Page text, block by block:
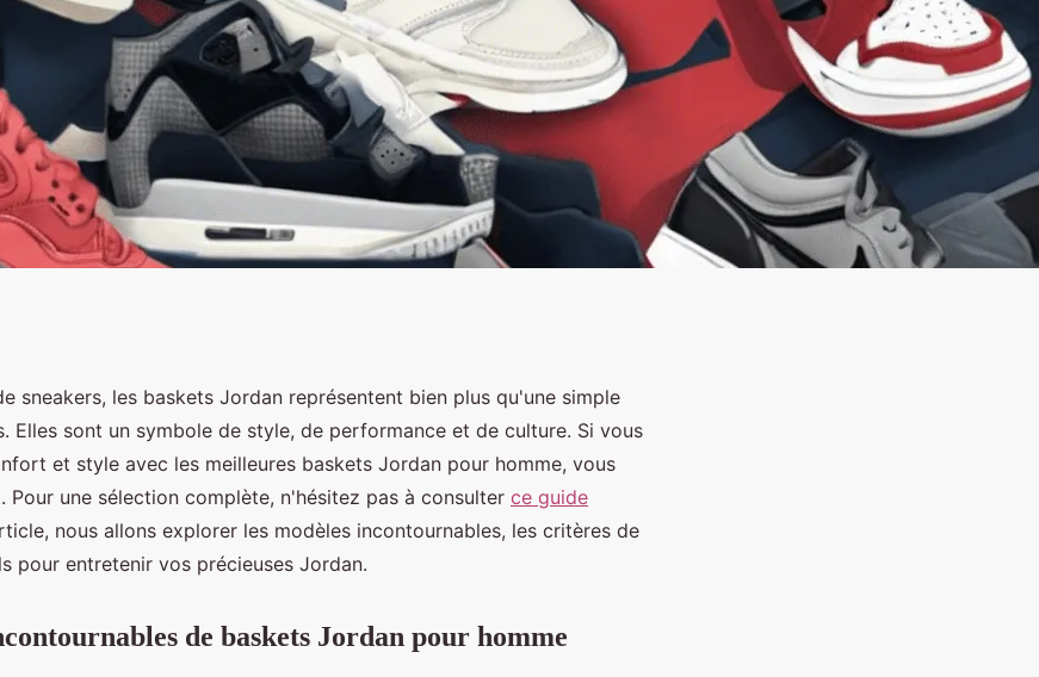
jordan pour
style
sneakers, les baskets Jordan représentent bien plus qu'une simple
Elles sont un symbole de style, de performance et de culture. Si vous
et style avec les meilleures baskets Jordan pour homme, vous
Pour une sélection complète, n'hésitez pas à consulter ce guide
nous allons explorer les modèles incontournables, les critères de
pour entretenir vos précieuses Jordan.
de baskets Jordan pour homme